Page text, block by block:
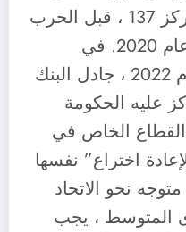
الأعمال التجارية ، من المركز 137 ، قبل الحرب
، إلى رقم 64 اعتبارًا من عام 2020. في
مواجهة الغزو الروسي لعام 2022 ، جادل البنك
عليه الحكومة
الخاص في
اختراع” نفسها
نحو الاتحاد
المتوسط ، يجب